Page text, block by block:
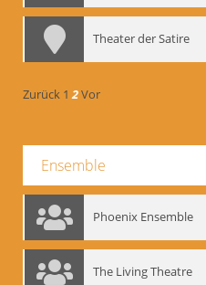
Theater der Satire
Zurück 1 2Vor
Ensemble
Phoenix Ensemble
The Living Theatre